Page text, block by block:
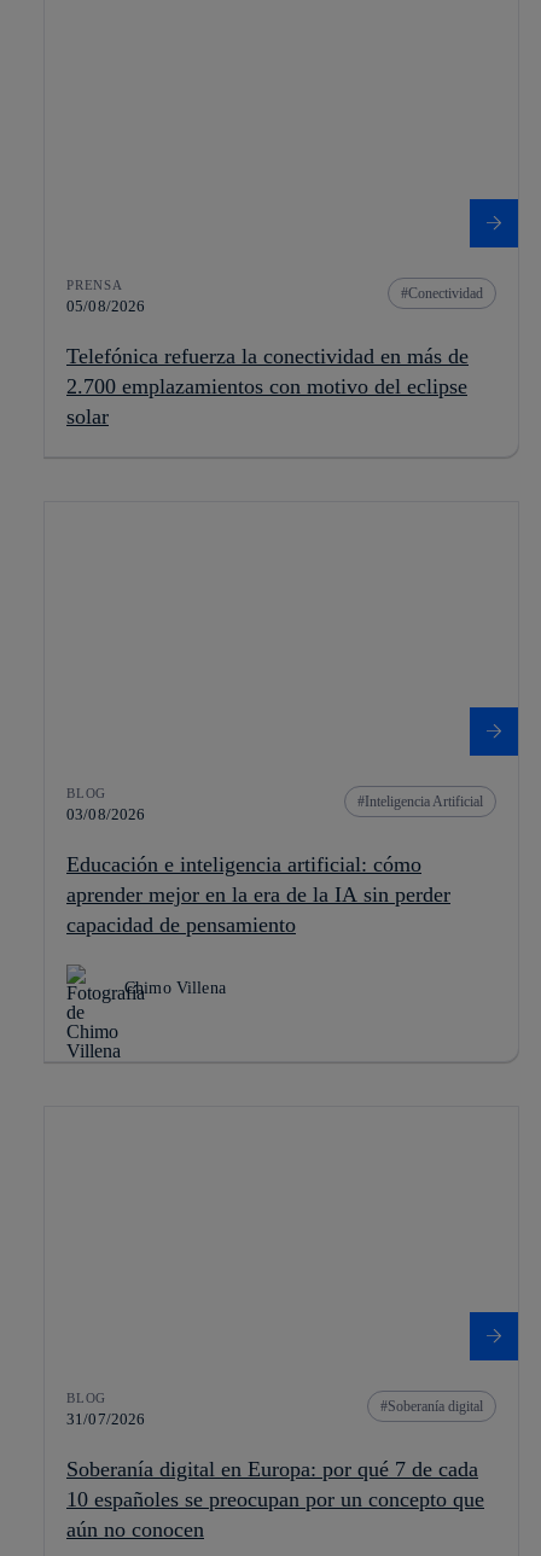
PRENSA
05/08/2026
Conectividad
Telefónica refuerza la conectividad en más de
2.700 emplazamientos con motivo del eclipse
solar
BLOG
03/08/2026
Inteligencia Artificial
Educación e inteligencia artificial: cómo
aprender mejor en la era de la IA sin perder
capacidad de pensamiento
Chimo Villena
BLOG
31/07/2026
Soberanía digital
Soberanía digital en Europa: por qué 7 de cada
10 españoles se preocupan por un concepto que
aún no conocen